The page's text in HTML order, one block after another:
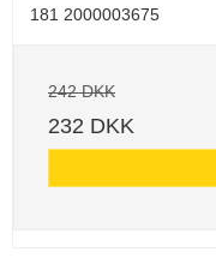
181 2000003675
242 DKK
232 DKK